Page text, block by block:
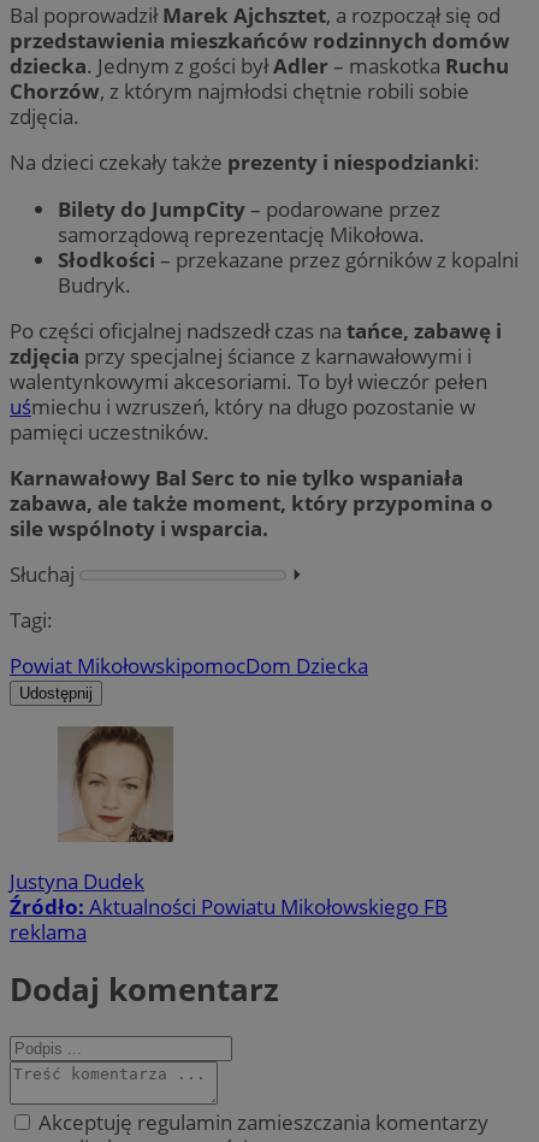
Bal poprowadziłMarek Ajchsztet, a rozpoczął się od
przedstawienia mieszkańców rodzinnych domów
dziecka. Jednym z gości byłAdler– maskotka Ruchu
Chorzów, z którym najmłodsi chętnie robili sobie
zdjęcia.
Na dzieci czekały także prezenty i niespodzianki:
Bilety do JumpCity– podarowane przez
samorządową reprezentację Mikołowa.
Słodkości – przekazane przez górników z kopalni
Budryk.
Po części oficjalnej nadszedł czas na tańce, zabawę i
zdjęcia przy specjalnej ściance z karnawałowymi i
walentynkowymi akcesoriami. To był wieczór pełen
uśmiechu i wzruszeń, który na długo pozostanie w
pamięci uczestników.
Karnawałowy Bal Serc to nie tylko wspaniała
zabawa, ale także moment, który przypomina o
sile wspólnoty i wsparcia.
Słuchaj
⏵︎
Tagi:
Powiat MikołowskipomocDom Dziecka
Udostępnij
Justyna Dudek
Źródło: Aktualności Powiatu Mikołowskiego FB
reklama
Dodaj komentarz
Akceptuję regulamin zamieszczania komentarzy